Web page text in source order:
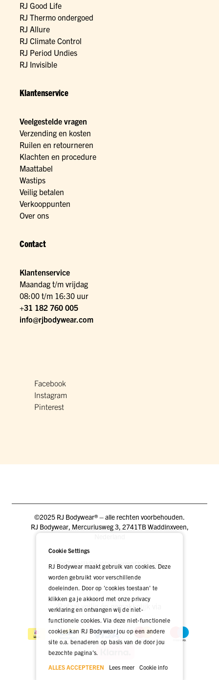
RJ Good Life
RJ Thermo ondergoed
RJ Allure
RJ Climate Control
RJ Period Undies
RJ Invisible
Klantenservice
Veelgestelde vragen
Verzending en kosten
Ruilen en retourneren
Klachten en procedure
Maattabel
Wastips
Veilig betalen
Verkooppunten
Over ons
Contact
Klantenservice
Maandag t/m vrijdag
08:00 t/m 16:30 uur
+31 182 760 005
info@rjbodywear.com
Facebook
Instagram
Pinterest
©2025 RJ Bodywear® – alle rechten voorbehouden.
RJ Bodywear, Mercuriusweg 3, 2741TB Waddinxveen,
BlogZakelijkPers VacaturesDEALER LOGIN
Betaal veilig én gemakkelijk via
Cookie Settings
RJ Bodywear maakt gebruik van cookies. Deze
worden gebruikt voor verschillende
doeleinden. Door op 'cookies toestaan' te
klikken ga je akkoord met onze privacy
verklaring en ontvangen wij de niet-
functionele cookies. Via deze niet-functionele
cookies kan RJ Bodywear jou op een andere
site o.a. benaderen op basis van de door jou
bezochte pagina's.
ALLES ACCEPTEREN
Lees meer Cookie info